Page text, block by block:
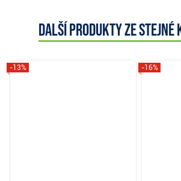
Další produkty ze stejné
-13% -16%